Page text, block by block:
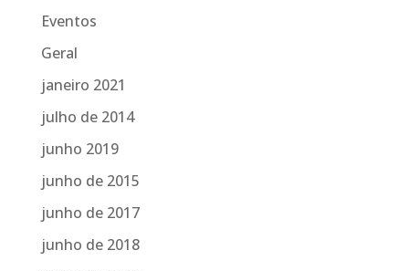
Eventos
Geral
janeiro 2021
julho de 2014
junho 2019
junho de 2015
junho de 2017
junho de 2018